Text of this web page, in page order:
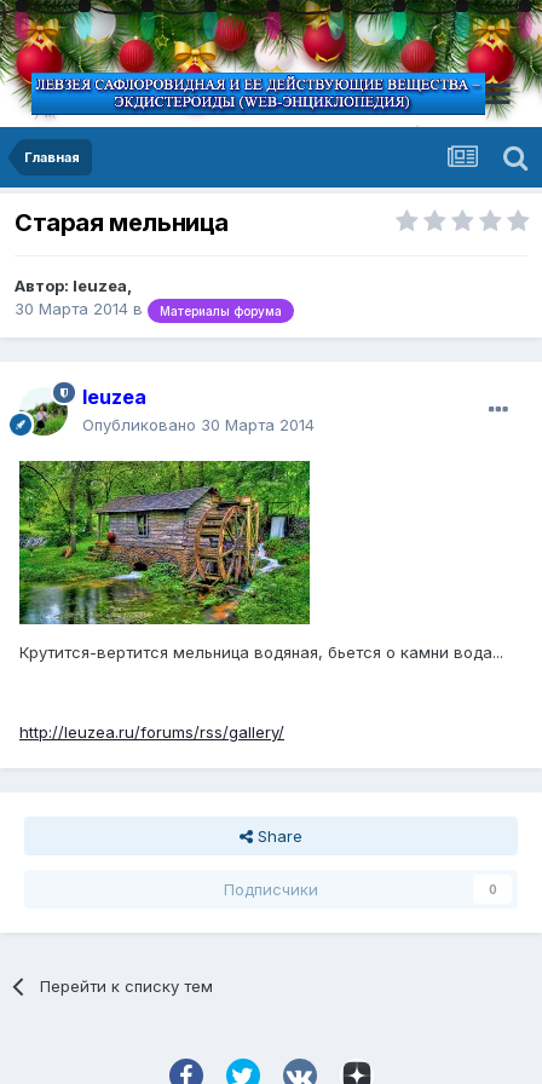
Главная
Старая мельница
Автор: leuzea,
30 Марта 2014 в Материалы форума
leuzea
Опубликовано 30 Марта 2014
Крутится-вертится мельница водяная, бьется о камни вода...
http://leuzea.ru/forums/rss/gallery/
Share
Подписчики 0
Перейти к списку тем